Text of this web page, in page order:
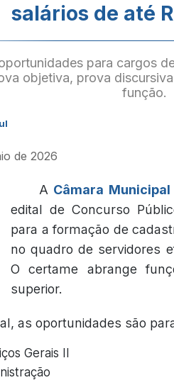
salários de até
para cargos
objetiva, prova
função.
de 2026
A Câmara
edital de Concurso
para a formação de
no quadro de servidores
O certame abrange
superior.
as oportunidades são
Gerais II